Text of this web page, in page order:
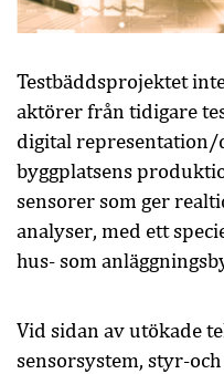
Testbäddsprojektet
aktörer från tidigare
digital
byggplatsens
sensorer som ger
analyser, med ett
hus- som
Vid sidan av utökade
sensorsystem, styr-